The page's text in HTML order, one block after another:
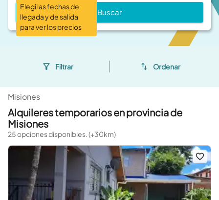
Buscar
Filtrar Ordenar
Misiones
Alquileres temporarios en provincia de
Misiones
25 opciones disponibles. (+30km)
Elegí las fechas de
llegada y de salida
para ver los precios